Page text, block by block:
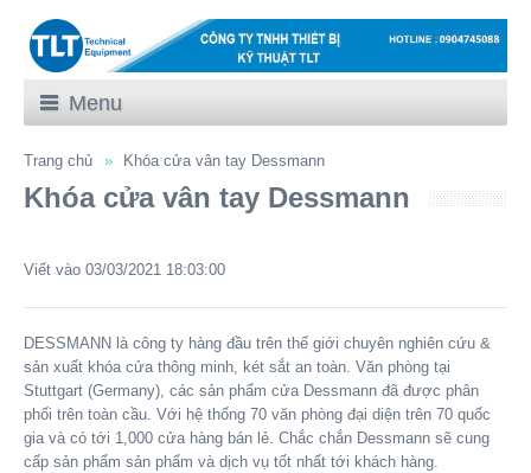
Menu
Trang chủ Khóa cửa vân tay Dessmann
Khóa cửa vân tay Dessmann
Viết vào 03/03/2021 18:03:00
DESSMANN là công ty hàng đầu trên thế giới chuyên nghiên cứu &
sản xuất khóa cửa thông minh, két sắt an toàn. Văn phòng tại
Stuttgart (Germany), các sản phẩm cửa Dessmann đã được phân
phối trên toàn cầu. Với hệ thống 70 văn phòng đại diện trên 70 quốc
gia và có tới 1,000 cửa hàng bán lẻ. Chắc chắn Dessmann sẽ cung
cấp sản phẩm sản phẩm và dịch vụ tốt nhất tới khách hàng.